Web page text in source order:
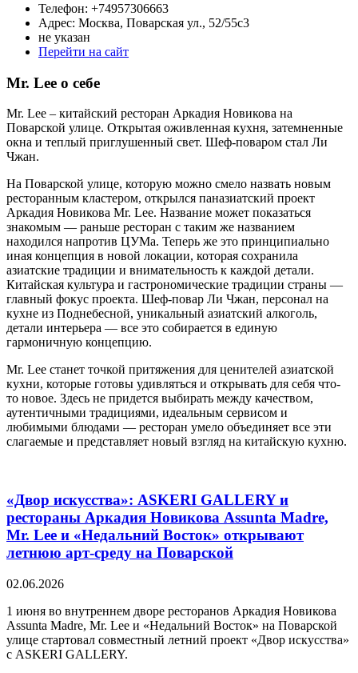
Телефон: +74957306663
Адрес: Москва, Поварская ул., 52/55с3
не указан
Перейти на сайт
Mr. Lee о себе
Mr. Lee – китайский ресторан Аркадия Новикова на
Поварской улице. Открытая оживленная кухня, затемненные
окна и теплый приглушенный свет. Шеф-поваром стал Ли
Чжан.
На Поварской улице, которую можно смело назвать новым
ресторанным кластером, открылся паназиатский проект
Аркадия Новикова Mr. Lee. Название может показаться
знакомым — раньше ресторан с таким же названием
находился напротив ЦУМа. Теперь же это принципиально
иная концепция в новой локации, которая сохранила
азиатские традиции и внимательность к каждой детали.
Китайская культура и гастрономические традиции страны —
главный фокус проекта. Шеф-повар Ли Чжан, персонал на
кухне из Поднебесной, уникальный азиатский алкоголь,
детали интерьера — все это собирается в единую
гармоничную концепцию.
Mr. Lee станет точкой притяжения для ценителей азиатской
кухни, которые готовы удивляться и открывать для себя что-
то новое. Здесь не придется выбирать между качеством,
аутентичными традициями, идеальным сервисом и
любимыми блюдами — ресторан умело объединяет все эти
слагаемые и представляет новый взгляд на китайскую кухню.
«Двор искусства»: ASKERI GALLERY и
рестораны Аркадия Новикова Assunta Madre,
Mr. Lee и «Недальний Восток» открывают
летнюю арт-среду на Поварской
02.06.2026
1 июня во внутреннем дворе ресторанов Аркадия Новикова
Assunta Madre, Mr. Lee и «Недальний Восток» на Поварской
улице стартовал совместный летний проект «Двор искусства»
с ASKERI GALLERY.